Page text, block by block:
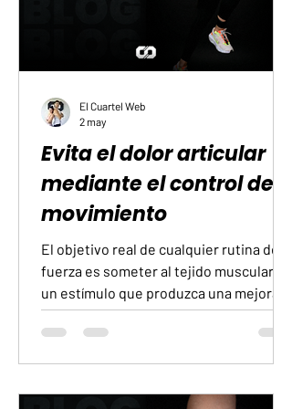
sistemas que sostienen la vitalidad
Evita el dolor articular
mediante el control del
movimiento
El objetivo real de cualquier rutina de
fuerza es someter al tejido muscular a
un estímulo que produzca una mejora
en su resistencia o en su tamaño. Sin
embargo, es frecuente observar cómo
en los codos, los hombros o las rodillas.
El Cuartel Web
2 may